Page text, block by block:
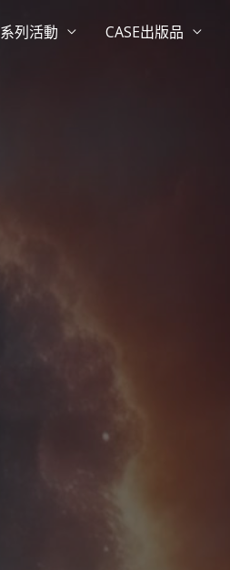
系列活動 CASE出版品